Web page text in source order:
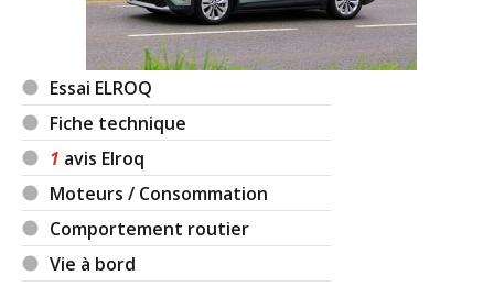
Essai ELROQ
Fiche technique
1 avis Elroq
Moteurs / Consommation
Comportement routier
Vie à bord